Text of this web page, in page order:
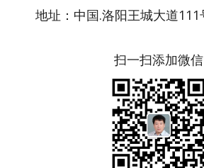
地址：中国.洛阳王城大道111
扫一扫添加微信